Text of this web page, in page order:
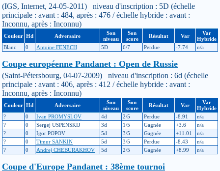
(IGS, Internet, 24-05-2011) niveau d'inscription : 5D (échelle
principale : avant : 484, après : 476 / échelle hybride : avant :
Inconnu, après : Inconnu)
Couleur Hd Adversaire
Son
niveau
Son
score
Résultat Var
Var
Hybride
Blanc
0 Antoine FENECH 5D 6/7 Perdue -7.74 n/a
Coupe européenne Pandanet : Open de Russie
(Saint-Pétersbourg, 04-07-2009) niveau d'inscription : 6d (échelle
principale : avant : 406, après : 412 / échelle hybride : avant :
Inconnu, après : Inconnu)
Couleur Hd Adversaire
Son
niveau
Son
score
Résultat Var
Var
Hybride
?
0 Ivan PROMYSLOV 4d 2/5 Perdue -8.91
n/a
?
0 Sergej USPENSKIJ 3d 1/5 Gagnée +3.6
n/a
?
0 Igor POPOV 5d 3/5 Gagnée +11.01
n/a
?
0 Timur SANKIN 5d 3/5 Perdue -8.43
n/a
?
0 Andrej CHEBURAKHOV 5d 2/5 Gagnée +8.99 n/a
Coupe d'Europe Pandanet : 38ème tournoi